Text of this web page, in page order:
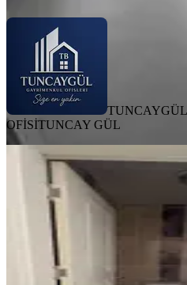
OFİSİTUNCAY GÜL
EŞYALI
Cumhuryet
Merkez,
145 m²
22.000 ₺